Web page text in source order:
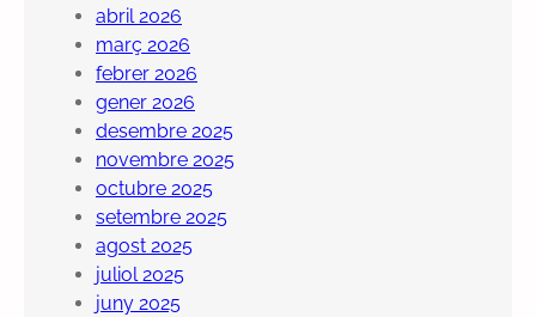
abril 2026
març 2026
febrer 2026
gener 2026
desembre 2025
novembre 2025
octubre 2025
setembre 2025
agost 2025
juliol 2025
juny 2025